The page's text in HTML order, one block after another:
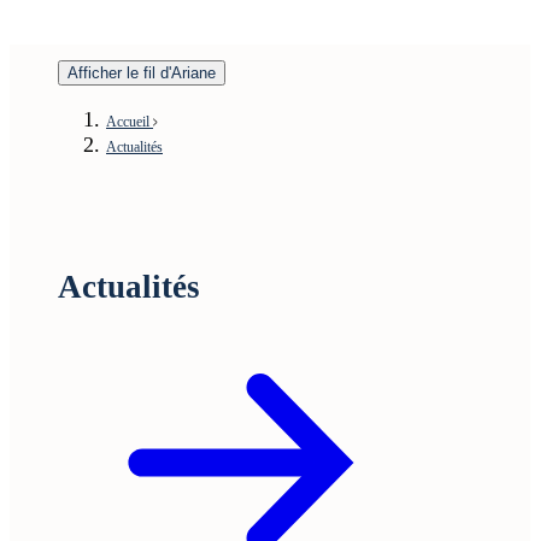
Afficher le fil d'Ariane
Accueil
Actualités
Actualités